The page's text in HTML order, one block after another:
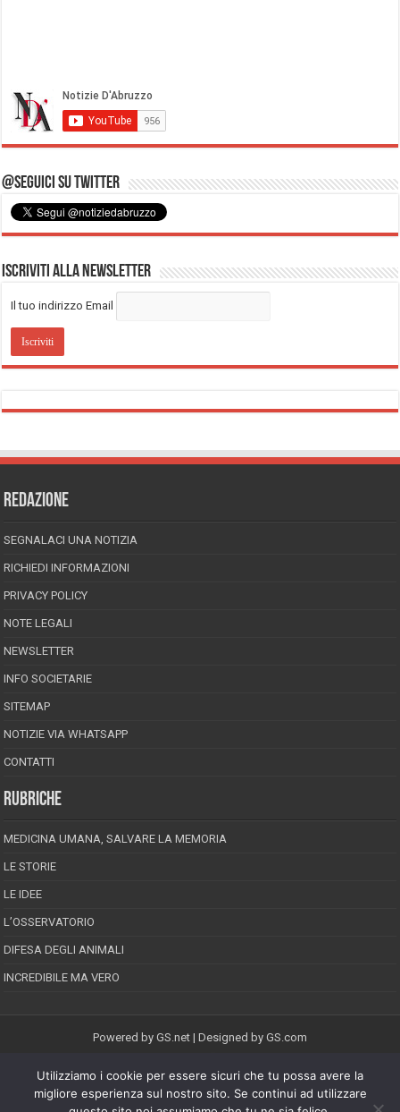
@Seguici su Twitter
Iscriviti alla Newsletter
Il tuo indirizzo Email
REDAZIONE
SEGNALACI UNA NOTIZIA
RICHIEDI INFORMAZIONI
PRIVACY POLICY
NOTE LEGALI
NEWSLETTER
INFO SOCIETARIE
SITEMAP
NOTIZIE VIA WHATSAPP
CONTATTI
RUBRICHE
MEDICINA UMANA, SALVARE LA MEMORIA
LE STORIE
LE IDEE
L’OSSERVATORIO
DIFESA DEGLI ANIMALI
INCREDIBILE MA VERO
Powered by GS.net | Designed by GS.com
EPINEION EDITRICE S.R.L.P.Iva 02008710689
Registrazione Tribunale di Pescara reg. speciale della stampa n.08/2012
Utilizziamo i cookie per essere sicuri che tu possa avere la
migliore esperienza sul nostro sito. Se continui ad utilizzare